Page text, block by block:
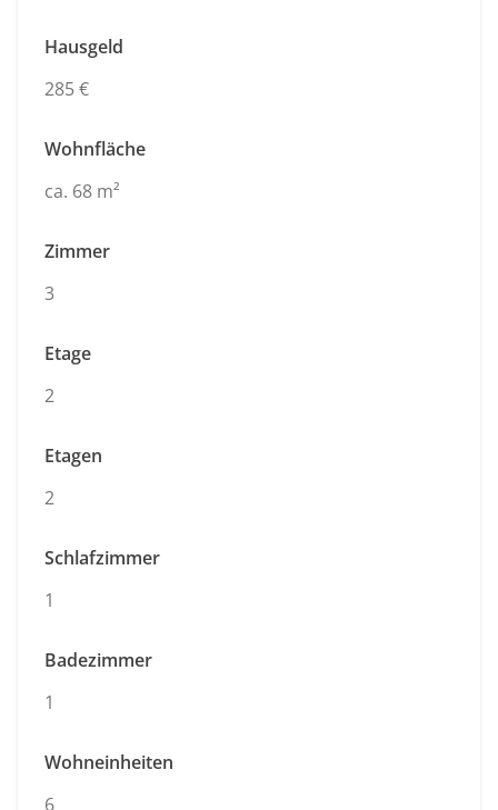
Hausgeld
285 €
Wohnfläche
ca. 68 m²
Zimmer
3
Etage
2
Etagen
2
Schlafzimmer
1
Badezimmer
1
Wohneinheiten
6